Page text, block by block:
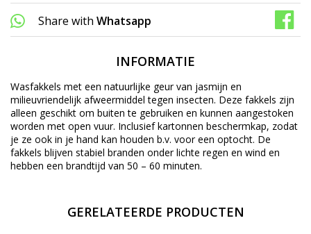
Share with Whatsapp
INFORMATIE
Wasfakkels met een natuurlijke geur van jasmijn en
milieuvriendelijk afweermiddel tegen insecten. Deze fakkels zijn
alleen geschikt om buiten te gebruiken en kunnen aangestoken
worden met open vuur. Inclusief kartonnen beschermkap, zodat
je ze ook in je hand kan houden b.v. voor een optocht. De
fakkels blijven stabiel branden onder lichte regen en wind en
hebben een brandtijd van 50 – 60 minuten.
GERELATEERDE PRODUCTEN